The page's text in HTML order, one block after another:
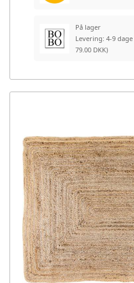
På lager
Levering: 4-9 dage
79.00 DKK)